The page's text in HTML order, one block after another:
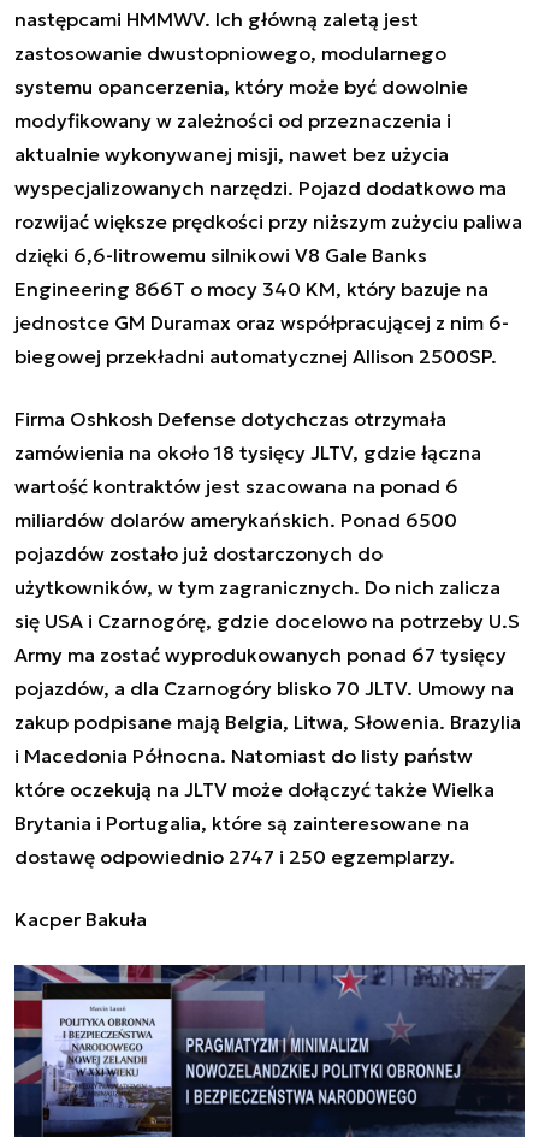
następcami HMMWV. Ich główną zaletą jest
zastosowanie dwustopniowego, modularnego
systemu opancerzenia, który może być dowolnie
modyfikowany w zależności od przeznaczenia i
aktualnie wykonywanej misji, nawet bez użycia
wyspecjalizowanych narzędzi. Pojazd dodatkowo ma
rozwijać większe prędkości przy niższym zużyciu paliwa
dzięki 6,6-litrowemu silnikowi V8 Gale Banks
Engineering 866T o mocy 340 KM, który bazuje na
jednostce GM Duramax oraz współpracującej z nim 6-
biegowej przekładni automatycznej Allison 2500SP.
Firma Oshkosh Defense dotychczas otrzymała
zamówienia na około 18 tysięcy JLTV, gdzie łączna
wartość kontraktów jest szacowana na ponad 6
miliardów dolarów amerykańskich. Ponad 6500
pojazdów zostało już dostarczonych do
użytkowników, w tym zagranicznych. Do nich zalicza
się USA i Czarnogórę, gdzie docelowo na potrzeby U.S
Army ma zostać wyprodukowanych ponad 67 tysięcy
pojazdów, a dla Czarnogóry blisko 70 JLTV. Umowy na
zakup podpisane mają Belgia, Litwa, Słowenia. Brazylia
i Macedonia Północna. Natomiast do listy państw
które oczekują na JLTV może dołączyć także Wielka
Brytania i Portugalia, które są zainteresowane na
dostawę odpowiednio 2747 i 250 egzemplarzy.
Kacper Bakuła